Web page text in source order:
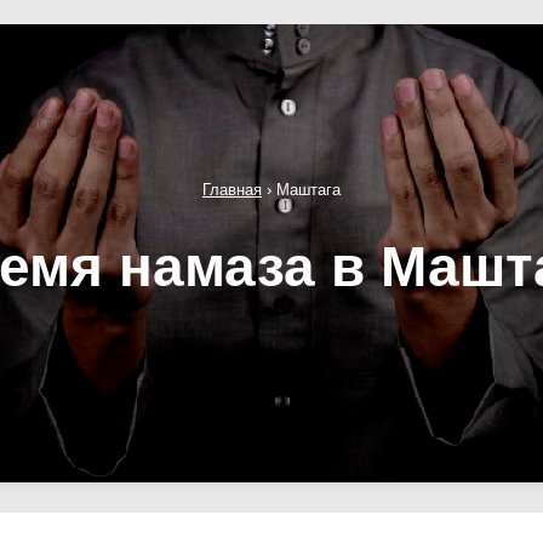
Главная › Маштага
намаза в